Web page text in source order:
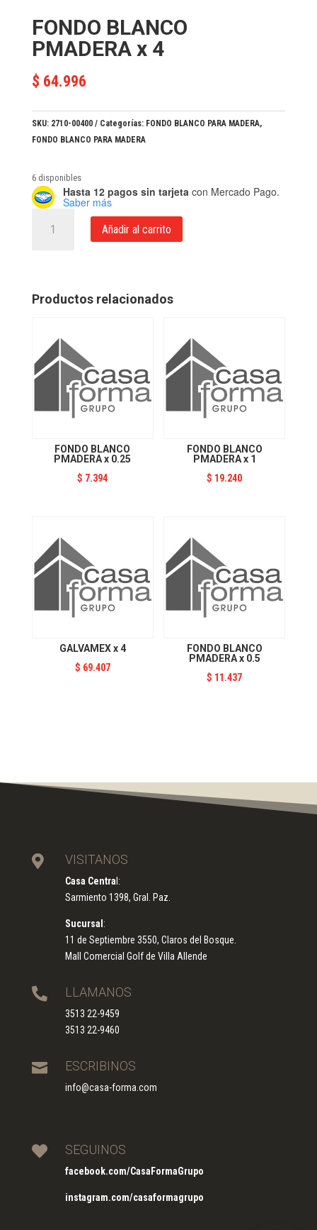
FONDO BLANCO
PMADERA x 4
$ 64.996
SKU: 2710-00400 Categorías: FONDO BLANCO PARA MADERA,
FONDO BLANCO PARA MADERA
6 disponibles
Hasta 12 pagos sin tarjeta con Mercado Pago.
Saber más
BLANCO
cantidad
Añadir al carrito
Productos relacionados
FONDO BLANCO
PMADERA x 0.25
$ 7.394
FONDO BLANCO
PMADERA x 1
$ 19.240
GALVAMEX x 4
$ 69.407
FONDO BLANCO
PMADERA x 0.5
$ 11.437
 VISITANOS
Casa Centra l:
Sarmiento 1398, Gral. Paz.
Sucursal :
11 de Septiembre 3550, Claros del Bosque.
Mall Comercial Golf de Villa Allende
 LLAMANOS
3513 22-9459
3513 22-9460
 ESCRIBINOS
info@casa-forma.com
 SEGUINOS
facebook.com/CasaFormaGrupo
instagram.com/casaformagrupo